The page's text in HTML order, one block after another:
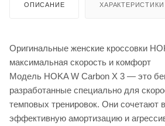
ОПИСАНИЕ ХАРАКТЕРИСТИКИ
Оригинальные женские кроссовки
максимальная скорость и комфорт
Модель HOKA W Carbon X 3 — это
разработанные специально для
темповых тренировок. Они сочетают
эффективную амортизацию и